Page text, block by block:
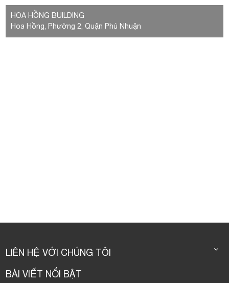
HOA HỒNG BUILDING
Hoa Hồng, Phường 2, Quận Phú Nhuận
LIÊN HỆ VỚI CHÚNG TÔI
BÀI VIẾT NỔI BẬT